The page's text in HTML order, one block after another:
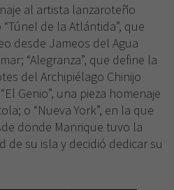
al artista lanzaroteño
de la Atlántida”, que
desde Jameos del Agua
“Alegranza”, que define la
del Archipiélago Chinijo
Genio”, una pieza homenaje
o “Nueva York”, en la que
donde Manrique tuvo la
de su isla y decidió dedicar su